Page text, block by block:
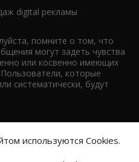
digital рекламы
помните о том, что
могут задеть чувства
или косвенно имеющих
которые
систематически, будут
используются Cookies.